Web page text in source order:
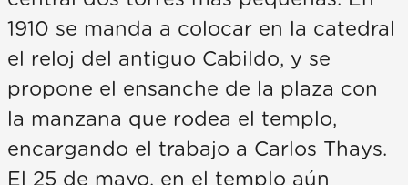
1910 se manda a colocar en la catedral
el reloj del antiguo Cabildo, y se
propone el ensanche de la plaza con
la manzana que rodea el templo,
encargando el trabajo a Carlos Thays.
El 25 de mayo, en el templo aún